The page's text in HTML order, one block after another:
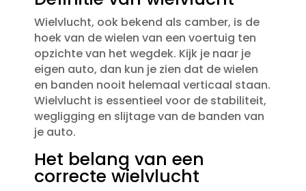
Wielvlucht, ook bekend als camber, is de
hoek van de wielen van een voertuig ten
opzichte van het wegdek.​ Kijk je naar je
eigen auto, dan kun je zien dat de wielen
en banden nooit helemaal verticaal staan.​
Wielvlucht is essentieel voor de stabiliteit,
wegligging en slijtage van de banden van
je auto.​
Het belang van een
correcte wielvlucht